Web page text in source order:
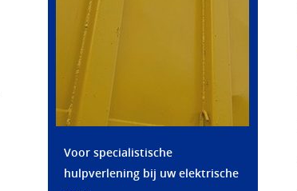
Voor specialistische
hulpverlening bij uw elektrische